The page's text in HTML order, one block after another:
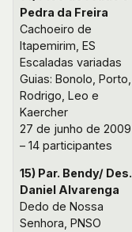
Pedra da Freira
Cachoeiro de
Itapemirim, ES
Escaladas variadas
Guias: Bonolo, Porto,
Rodrigo, Leo e
Kaercher
27 de junho de 2009
– 14 participantes
15) Par. Bendy/ Des.
Daniel Alvarenga
Dedo de Nossa
Senhora, PNSO